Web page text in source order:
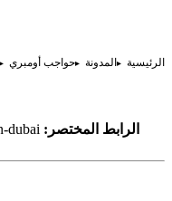
الرئيسية المدونة حواجب أومبري
الرابط المختصر: